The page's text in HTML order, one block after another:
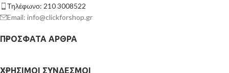
Τηλέφωνο: 210 3008522
Email: info@clickforshop.gr
ΠΡΌΣΦΑΤΑ ΆΡΘΡΑ
ΧΡΉΣΙΜΟΙ ΣΎΝΔΕΣΜΟΙ